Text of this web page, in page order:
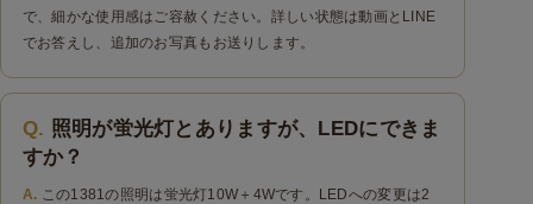
で、細かな使用感はご容赦ください。詳しい状態は動画とLINE
でお答えし、追加のお写真もお送りします。
照明が蛍光灯とありますが、LEDにできま
すか？
この1381の照明は蛍光灯10W＋4Wです。LEDへの変更は2